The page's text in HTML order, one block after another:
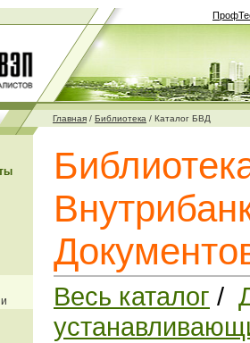
Главная / Библиотека / Каталог БВД
Весь каталог /